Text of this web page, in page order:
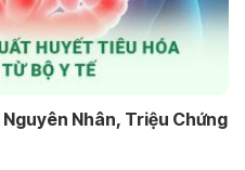
Nhân, Triệu Chứng